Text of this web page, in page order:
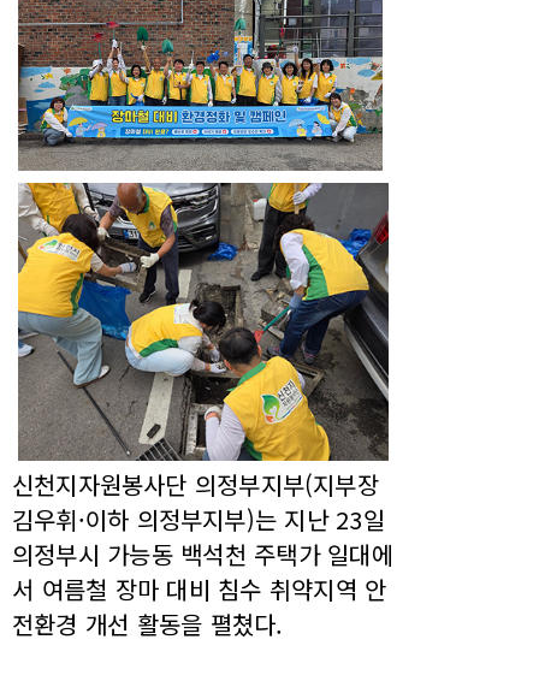
신천지자원봉사단 의정부지부(지부장
김우휘·이하 의정부지부)는 지난 23일
의정부시 가능동 백석천 주택가 일대에
서 여름철 장마 대비 침수 취약지역 안
전환경 개선 활동을 펼쳤다.